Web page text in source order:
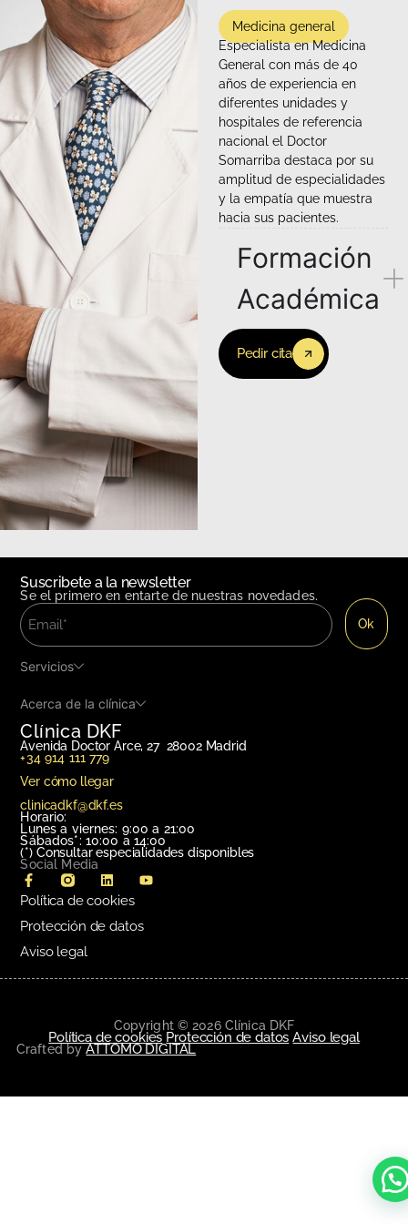
Medicina general
Especialista en Medicina
General con más de 40
años de experiencia en
diferentes unidades y
hospitales de referencia
nacional el Doctor
Somarriba destaca por su
amplitud de especialidades
y la empatía que muestra
hacia sus pacientes.
Formación
Académica
Pedir cita
Clínica DKF
Avenida Doctor Arce, 27 28002 Madrid
+34 914 111 779
Ver cómo llegar
clinicadkf@dkf.es
Horario:
Lunes a viernes: 9:00 a 21:00
Sábados*: 10:00 a 14:00
(*) Consultar especialidades disponibles
Social Media
Suscribete a la newsletter
Se el primero en entarte de nuestras novedades.
Servicios
Acerca de la clínica
Política de cookies
Protección de datos
Aviso legal
Copyright © 2026 Clínica DKF
Política de cookies Protección de datos Aviso legal
Crafted byATTOMO DIGITAL